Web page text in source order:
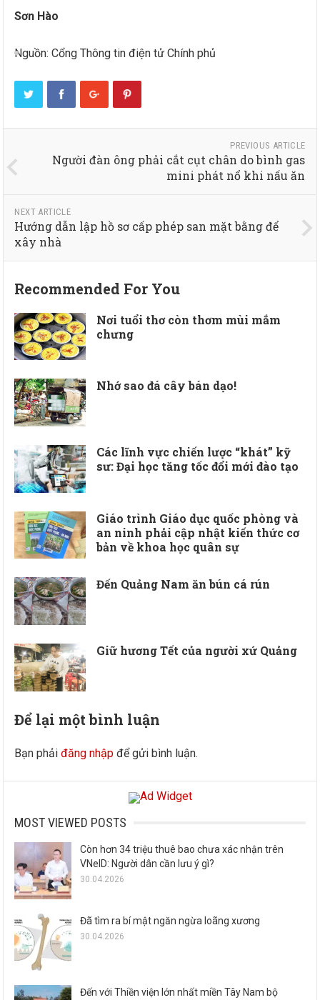
Sơn Hào
Nguồn: Cổng Thông tin điện tử Chính phủ
PREVIOUS ARTICLE
Người đàn ông phải cắt cụt chân do bình gas
mini phát nổ khi nấu ăn
NEXT ARTICLE
Hướng dẫn lập hồ sơ cấp phép san mặt bằng để
xây nhà
Recommended For You
Nơi tuổi thơ còn thơm mùi mắm
chưng
Nhớ sao đá cây bán dạo!
Các lĩnh vực chiến lược “khát” kỹ
sư: Đại học tăng tốc đổi mới đào tạo
Giáo trình Giáo dục quốc phòng và
an ninh phải cập nhật kiến thức cơ
bản về khoa học quân sự
Đến Quảng Nam ăn bún cá rún
Giữ hương Tết của người xứ Quảng
Để lại một bình luận
Bạn phảiđăng nhập để gửi bình luận.
MOST VIEWED POSTS
Còn hơn 34 triệu thuê bao chưa xác nhận trên
VNeID: Người dân cần lưu ý gì?
30.04.2026
Đã tìm ra bí mật ngăn ngừa loãng xương
30.04.2026
Đến với Thiền viện lớn nhất miền Tây Nam bộ